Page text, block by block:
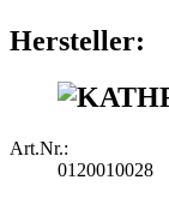
Hersteller:
Art.Nr.:
0120010028